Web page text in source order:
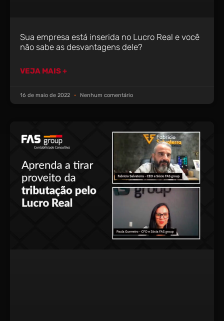
Sua empresa está inserida no Lucro Real e você
não sabe as desvantagens dele?
VEJA MAIS +
16 de maio de 2022 Nenhum comentário